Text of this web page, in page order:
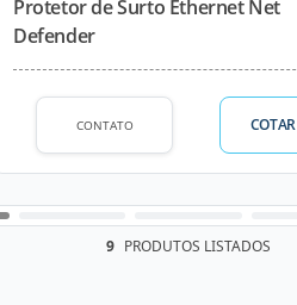
Protetor de Surto Ethernet Net
Defender
CONTATO COTAR
9 PRODUTOS LISTADOS